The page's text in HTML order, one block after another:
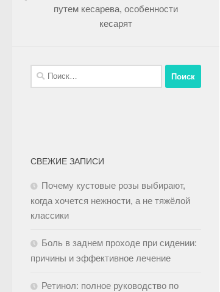
путем кесарева, особенности
кесарят
СВЕЖИЕ ЗАПИСИ
Почему кустовые розы выбирают,
когда хочется нежности, а не тяжёлой
классики
Боль в заднем проходе при сидении:
причины и эффективное лечение
Ретинол: полное руководство по